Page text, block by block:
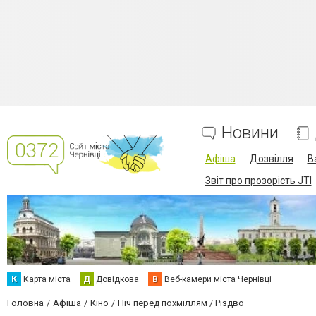
Новини
Афіша Дозвілля
Звіт про прозорість JTI
К Карта міста Д Довідкова В Веб-камери міста Чернівці
Головна Афіша Кіно Ніч перед похміллям / Різдво